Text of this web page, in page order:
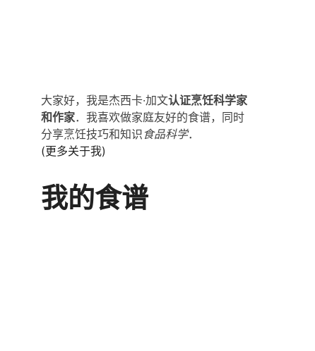
大家好，我是杰西卡·加文认证烹饪科学家
和作家．我喜欢做家庭友好的食谱，同时
分享烹饪技巧和知识 食品科学．
(更多关于我)
我的食谱